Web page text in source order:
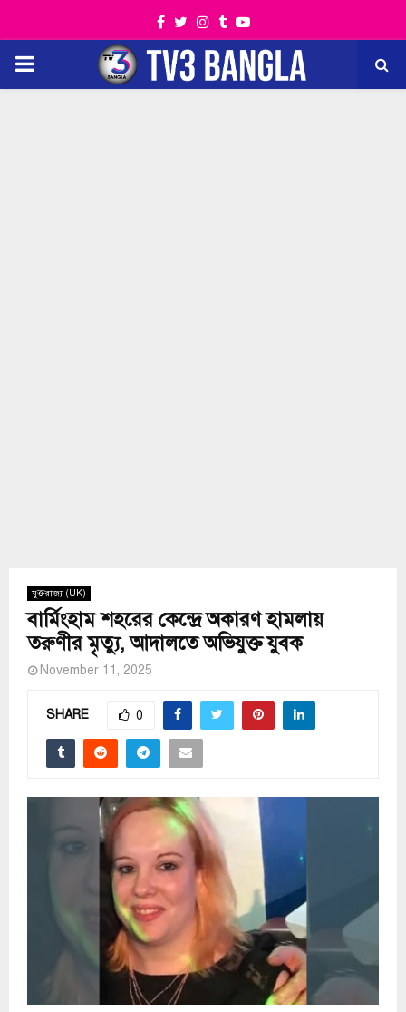
Facebook
TwitterInstagram
TumblrYoutube
PRIMARY
যুক্তরাজ্য (UK)
বার্মিংহাম শহরের কেন্দ্রে অকারণ হামলায়
তরুণীর মৃত্যু, আদালতে অভিযুক্ত যুবক
November 11, 2025
SHARE 0